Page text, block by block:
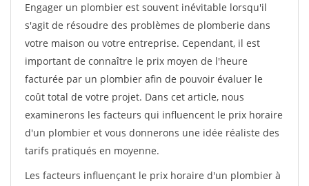
Engager un plombier est souvent inévitable lorsqu'il
s'agit de résoudre des problèmes de plomberie dans
votre maison ou votre entreprise. Cependant, il est
important de connaître le prix moyen de l'heure
facturée par un plombier afin de pouvoir évaluer le
coût total de votre projet. Dans cet article, nous
examinerons les facteurs qui influencent le prix horaire
d'un plombier et vous donnerons une idée réaliste des
tarifs pratiqués en moyenne.
Les facteurs influençant le prix horaire d'un plombier à